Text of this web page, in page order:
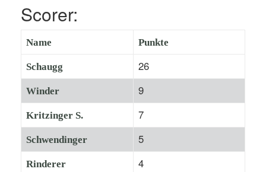
Scorer:
Name Punkte
Schaugg 26
Winder 9
Kritzinger S. 7
Schwendinger 5
Rinderer 4